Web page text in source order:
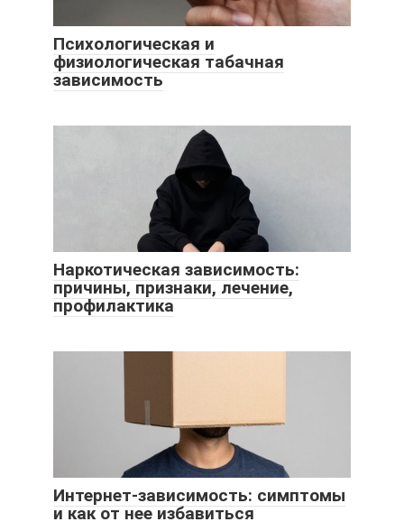
Психологическая и
физиологическая табачная
зависимость
Наркотическая зависимость:
причины, признаки, лечение,
профилактика
Интернет-зависимость: симптомы
и как от нее избавиться